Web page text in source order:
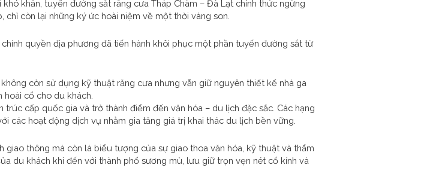
khăn, tuyến đường sắt răng cưa Tháp Chàm – Đà Lạt chính thức ngừng
chỉ còn lại những ký ức hoài niệm về một thời vàng son.
quyền địa phương đã tiến hành khôi phục một phần tuyến đường sắt từ
còn sử dụng kỹ thuật răng cưa nhưng vẫn giữ nguyên thiết kế nhà ga
cổ cho du khách.
cấp quốc gia và trở thành điểm đến văn hóa – du lịch đặc sắc. Các hạng
các hoạt động dịch vụ nhằm gia tăng giá trị khai thác du lịch bền vững.
thông mà còn là biểu tượng của sự giao thoa văn hóa, kỹ thuật và thẩm
du khách khi đến với thành phố sương mù, lưu giữ trọn vẹn nét cổ kính và